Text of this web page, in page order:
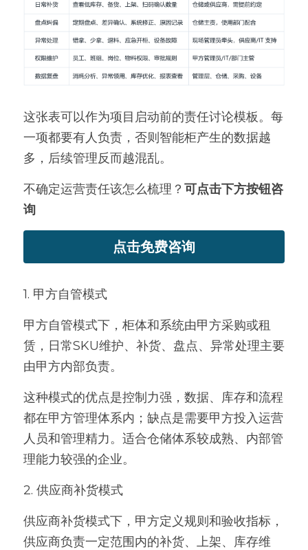
这张表可以作为项目启动前的责任讨论模板。每
一项都要有人负责，否则智能柜产生的数据越
多，后续管理反而越混乱。
不确定运营责任该怎么梳理？ 可点击下方按钮咨
询
点击免费咨询
1. 甲方自管模式
甲方自管模式下，柜体和系统由甲方采购或租
赁，日常SKU维护、补货、盘点、异常处理主要
由甲方内部负责。
这种模式的优点是控制力强，数据、库存和流程
都在甲方管理体系内；缺点是需要甲方投入运营
人员和管理精力。适合仓储体系较成熟、内部管
理能力较强的企业。
2. 供应商补货模式
供应商补货模式下，甲方定义规则和验收指标，
供应商负责一定范围内的补货、上架、库存维